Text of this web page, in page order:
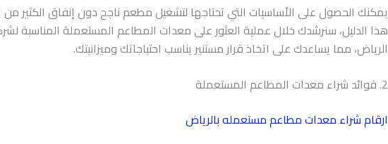
يمكنك الحصول على الأساسيات التي تحتاجها لتشغيل مطعم ناجح دون إنفاق الكثير
هذا الدليل، سنرشدك خلال عملية العثور على معدات المطاعم المستعملة المناسبة
الرياض، مما يساعدك على اتخاذ قرار مستنير يناسب احتياجاتك وميزانيتك.
2. فوائد شراء معدات المطاعم المستعملة
ارقام شراء معدات مطاعم مستعمله بالرياض